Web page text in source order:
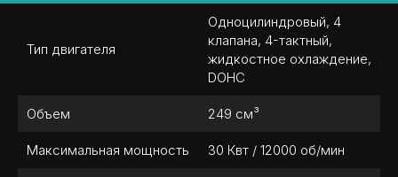
Тип двигателя
Одноцилиндровый, 4
клапана, 4-тактный,
жидкостное охлаждение,
DOHC
Объем 249 см³
Максимальная мощность 30 Квт / 12000 об/мин